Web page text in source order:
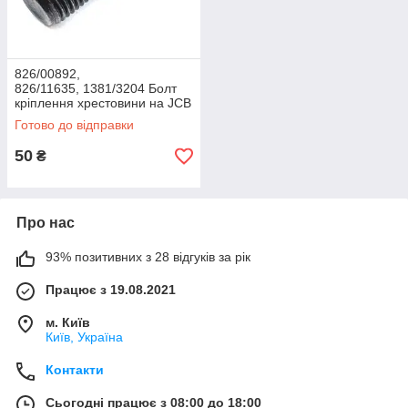
826/00892,
826/11635, 1381/3204 Болт
кріплення хрестовини на JCB
3CX, 4CX
Готово до відправки
50 ₴
Про нас
93% позитивних з 28 відгуків за рік
Працює з 19.08.2021
м. Київ
Київ, Україна
Контакти
Сьогодні працює з 08:00 до 18:00